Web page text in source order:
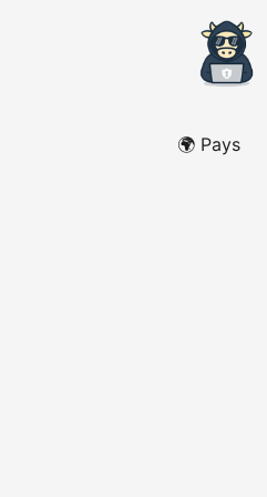
🌍 Pays